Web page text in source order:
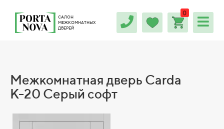
САЛОН
МЕЖКОМНАТНЫХ
ДВЕРЕЙ
0
Межкомнатная дверь Carda
К-20 Серый софт